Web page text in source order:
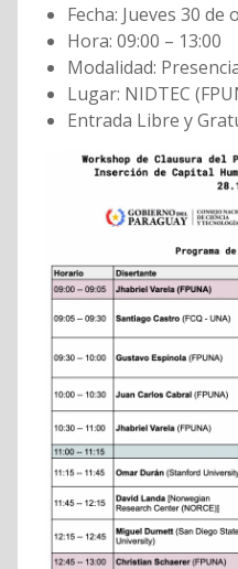
Fecha: Jueves 30 de
Hora: 09:00 – 13:00
Modalidad:
Lugar: NIDTEC
Entrada Libre y